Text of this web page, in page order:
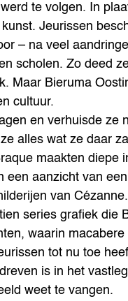
te volgen. In
Jeurissen
– na veel
scholen. Zo deed
Maar Bieruma
cultuur.
en verhuisde ze
alles wat ze daar
maakten diepe
aanzicht van
van Cézanne.
series grafiek die
waarin
tot nu toe
is in het
weet te vangen.